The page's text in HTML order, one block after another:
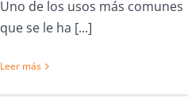
Uno de los usos más comunes
que se le ha [...]
Leer más